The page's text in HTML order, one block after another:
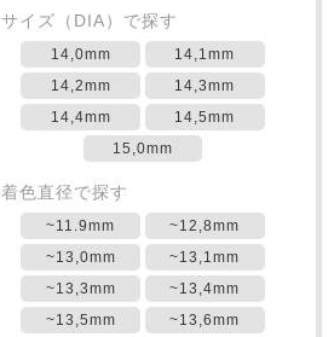
サイズ（DIA）で探す
14,0mm
14,1mm
14,2mm
14,3mm
14,4mm
14,5mm
15,0mm
着色直径で探す
~11.9mm
~12,8mm
~13,0mm
~13,1mm
~13,3mm
~13,4mm
~13,5mm
~13,6mm